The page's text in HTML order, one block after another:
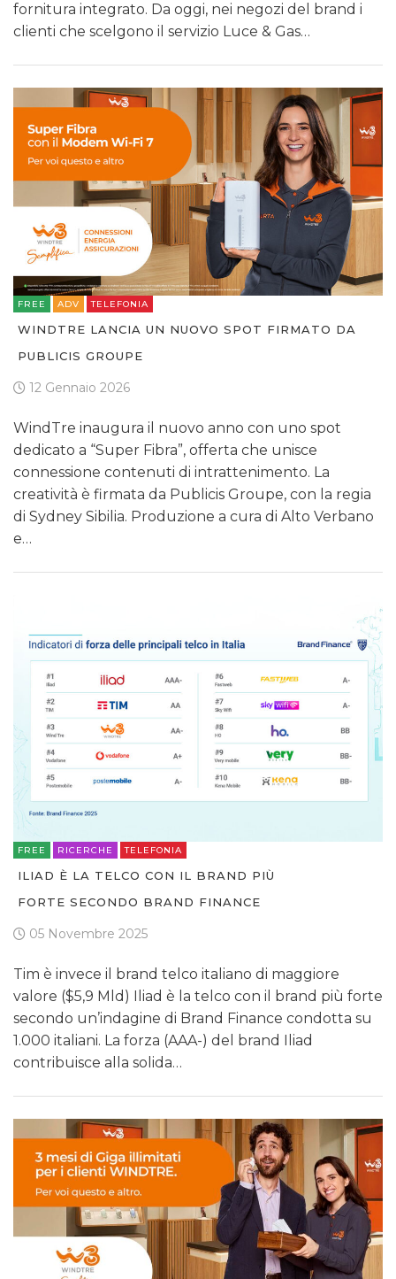
fornitura integrato. Da oggi, nei negozi del brand i
clienti che scelgono il servizio Luce & Gas…
FREE ADV TELEFONIA
WINDTRE LANCIA UN NUOVO SPOT FIRMATO DA
PUBLICIS GROUPE
12 Gennaio 2026
WindTre inaugura il nuovo anno con uno spot
dedicato a “Super Fibra”, offerta che unisce
connessione contenuti di intrattenimento. La
creatività è firmata da Publicis Groupe, con la regia
di Sydney Sibilia. Produzione a cura di Alto Verbano
e…
FREE RICERCHE TELEFONIA
ILIAD È LA TELCO CON IL BRAND PIÙ
FORTE SECONDO BRAND FINANCE
05 Novembre 2025
Tim è invece il brand telco italiano di maggiore
valore ($5,9 Mld) Iliad è la telco con il brand più forte
secondo un’indagine di Brand Finance condotta su
1.000 italiani. La forza (AAA-) del brand Iliad
contribuisce alla solida…